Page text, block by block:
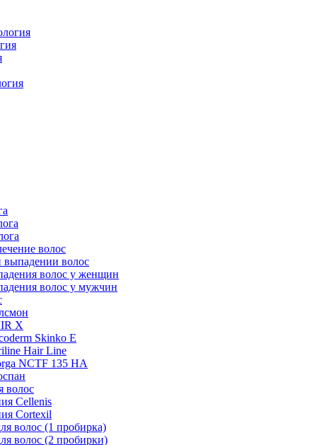
волос
волос
волос у женщин
волос у мужчин
X
Skinko E
Hair Line
NCTF 135 HA
волос
Cellenis
Cortexil
волос (1 пробирка)
волос (2 пробирки)